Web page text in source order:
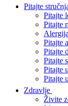
Pitajte
Pitajte
Pitajte
Pitajte
Pitajte
Pitajte
Pitajte
Pitajte
Zdravlje
Živite